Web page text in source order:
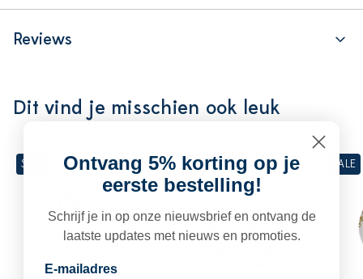
Reviews
Dit vind je misschien ook leuk
SALE SALE SALE
Ontvang 5% korting op je
eerste bestelling!
Schrijf je in op onze nieuwsbrief en ontvang de
laatste updates met nieuws en promoties.
E-mailadres